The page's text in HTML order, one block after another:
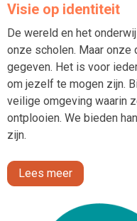
Visie op identiteit
De wereld en het
onze scholen. Maar
gegeven. Het is voor
om jezelf te mogen zijn.
veilige omgeving waarin
ontplooien. We bieden
zijn.
Lees meer